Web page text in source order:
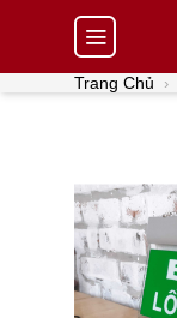
content
Trang Chủ ›